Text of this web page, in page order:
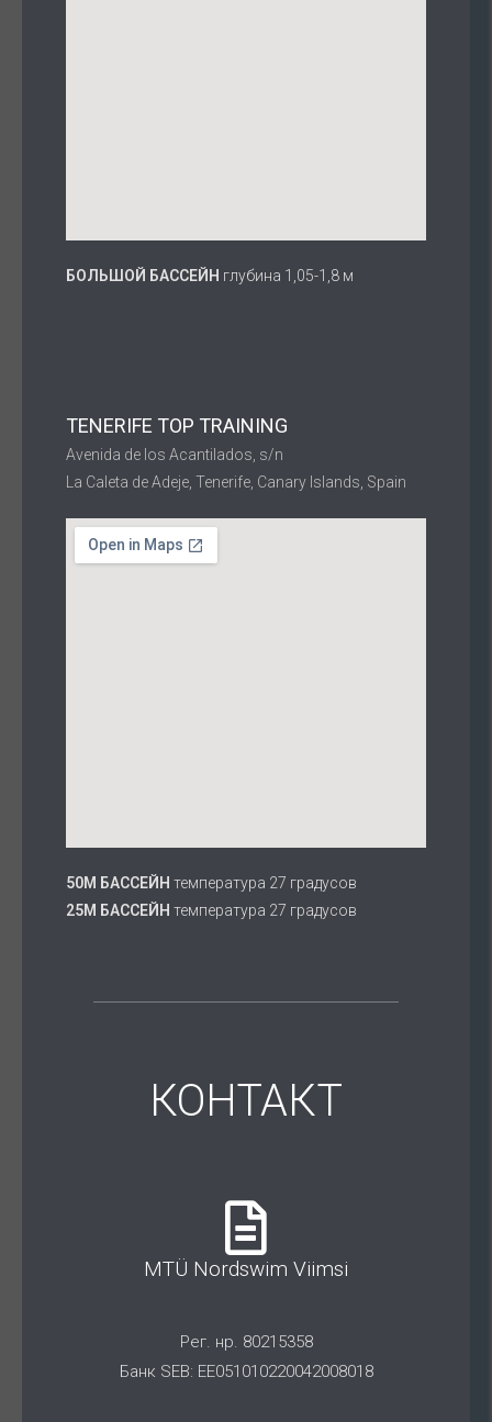
БОЛЬШОЙ БАССЕЙН глубина 1,05-1,8 м
ТENERIFE TOP TRAINING
Avenida de los Acantilados, s/n
La Caleta de Adeje, Tenerife, Canary Islands, Spain
50M БАССЕЙН температура 27 градусов
25M БАССЕЙН температура 27 градусов
КОНТАКТ
MTÜ Nordswim Viimsi
Рег. нр. 80215358
Банк SEB: EE051010220042008018